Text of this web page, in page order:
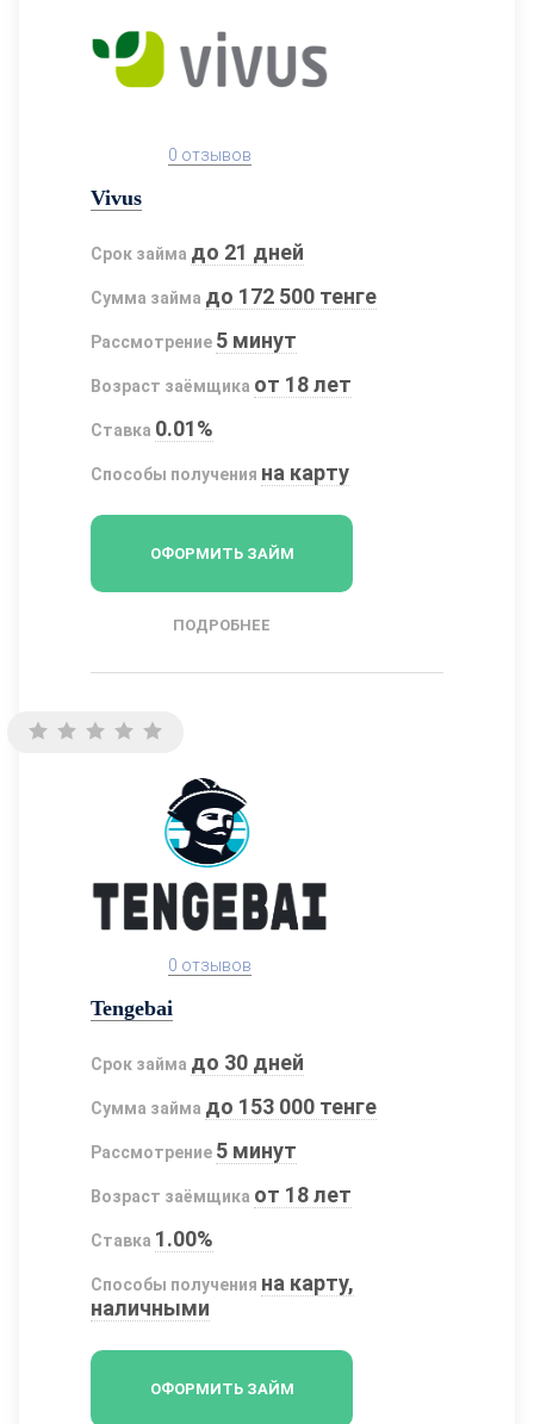
0 отзывов
Vivus
Срок займа до 21 дней
Сумма займа до 172 500 тенге
Рассмотрение 5 минут
Возраст заёмщика от 18 лет
Ставка 0.01%
Способы получения на карту
ОФОРМИТЬ ЗАЙМ
ПОДРОБНЕЕ
0 отзывов
Tengebai
Срок займа до 30 дней
Сумма займа до 153 000 тенге
Рассмотрение 5 минут
Возраст заёмщика от 18 лет
Ставка 1.00%
Способы получения на карту,
наличными
ОФОРМИТЬ ЗАЙМ